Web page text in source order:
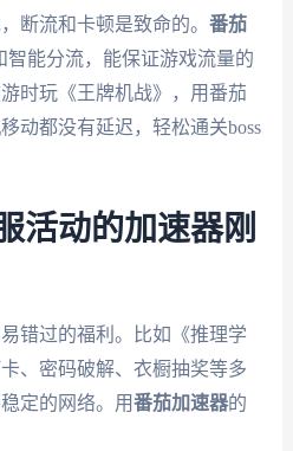
断流和卡顿是致命的。 番茄
智能分流，能保证游戏流量的
时玩《王牌机战》，用番茄
动都没有延迟，轻松通关boss
活动的加速器刚
错过的福利。比如《推理学
、密码破解、衣橱抽奖等多
定的网络。用番茄加速器的